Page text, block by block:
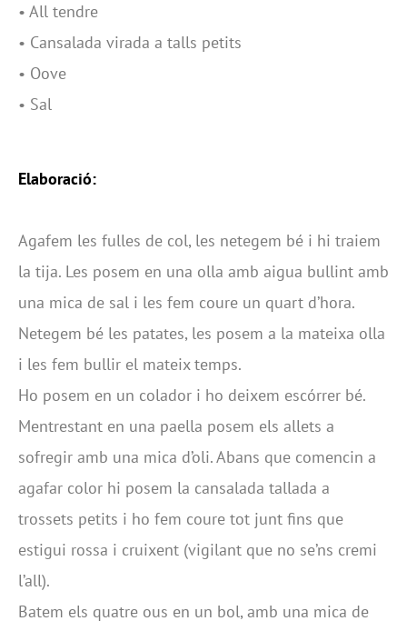
• All tendre
• Cansalada virada a talls petits
• Oove
• Sal
Elaboració:
Agafem les fulles de col, les netegem bé i hi traiem
la tija. Les posem en una olla amb aigua bullint amb
una mica de sal i les fem coure un quart d’hora.
Netegem bé les patates, les posem a la mateixa olla
i les fem bullir el mateix temps.
Ho posem en un colador i ho deixem escórrer bé.
Mentrestant en una paella posem els allets a
sofregir amb una mica d’oli. Abans que comencin a
agafar color hi posem la cansalada tallada a
trossets petits i ho fem coure tot junt fins que
estigui rossa i cruixent (vigilant que no se’ns cremi
l’all).
Batem els quatre ous en un bol, amb una mica de